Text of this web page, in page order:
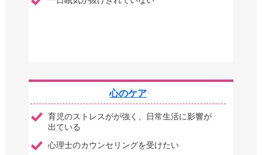
心のケア
育児のストレスがが強く、日常生活に影響が
出ている
心理士のカウンセリングを受けたい